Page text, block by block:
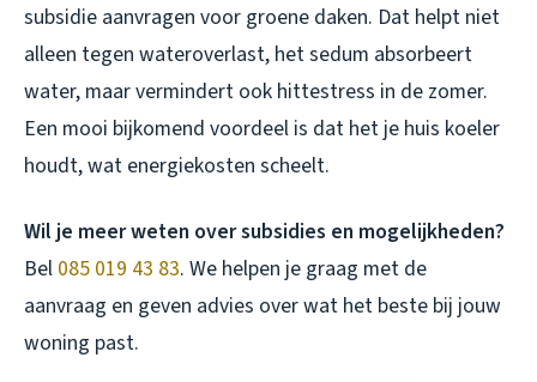
subsidie aanvragen voor groene daken. Dat helpt niet
alleen tegen wateroverlast, het sedum absorbeert
water, maar vermindert ook hittestress in de zomer.
Een mooi bijkomend voordeel is dat het je huis koeler
houdt, wat energiekosten scheelt.
Wil je meer weten over subsidies en mogelijkheden?
Bel 085 019 43 83. We helpen je graag met de
aanvraag en geven advies over wat het beste bij jouw
woning past.